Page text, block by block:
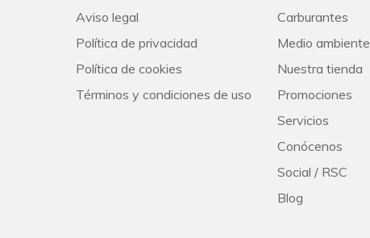
Aviso legal
Política de privacidad
Política de cookies
Términos y condiciones de uso
Carburantes
Medio ambiente
Nuestra tienda
Promociones
Servicios
Conócenos
Social / RSC
Blog